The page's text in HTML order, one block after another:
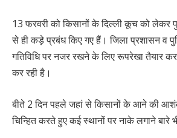
13 फरवरी को किसानों के दिल्ली कूच को लेकर
से ही कड़े प्रबंध किए गए हैं। जिला प्रशासन व
गतिविधि पर नजर रखने के लिए रूपरेखा तैयार
कर रही है।
बीते 2 दिन पहले जहां से किसानों के आने की
चिन्हित करते हुए कई स्थानों पर नाके लगाने बारे